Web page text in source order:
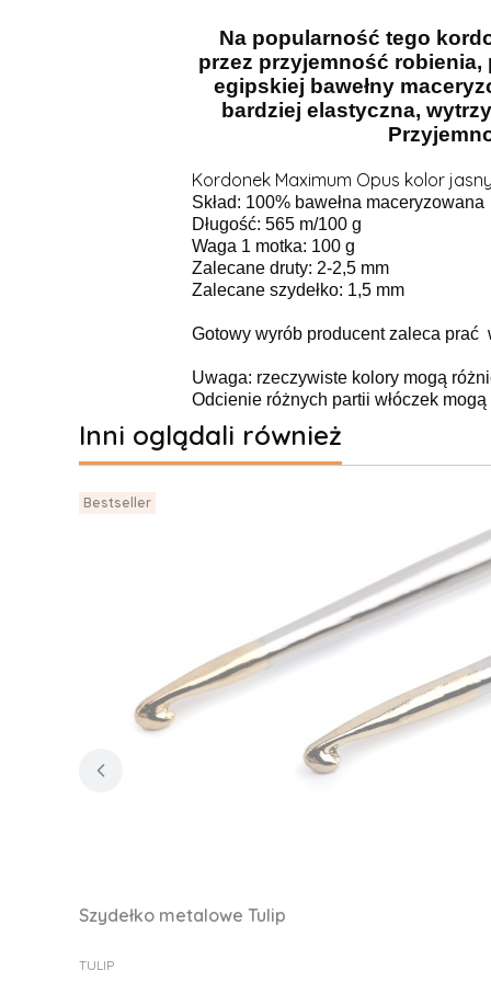
Na popularność tego
przez przyjemność
egipskiej bawełny
bardziej elastyczna,
Kordonek Maximum Opus kolor
Skład: 100% bawełna maceryzowana
Długość: 565 m/100 g
Waga 1 motka: 100 g
Zalecane druty: 2-2,5 mm
Zalecane szydełko: 1,5 mm
Gotowy wyrób producent zaleca prać
Uwaga: rzeczywiste kolory mogą
Odcienie różnych partii włóczek
Inni oglądali również
Bestseller
Szydełko metalowe Tulip
PRODUCENT
TULIP